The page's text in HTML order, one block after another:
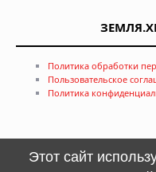
Политика обработки
Пользовательское
Политика
Этот сайт